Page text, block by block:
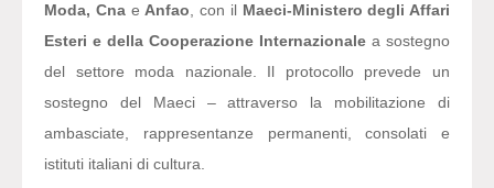
Moda, Cna e Anfao , con il Maeci-Ministero degli Affari
Esteri e della Cooperazione Internazionale a sostegno
del settore moda nazionale. Il protocollo prevede un
sostegno del Maeci – attraverso la mobilitazione di
ambasciate, rappresentanze permanenti, consolati e
istituti italiani di cultura.